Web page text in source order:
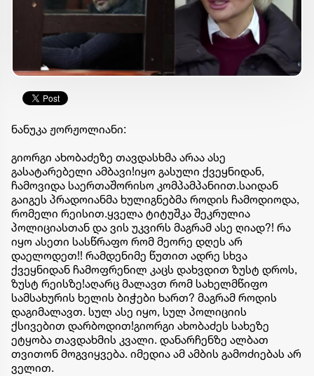
ნანუკა ჟორჟოლიანი:
გიორგი ახობაძეზე თავდასხმა არაა ასე
გასატარებელი ამბავი!იყო გასული ქვეყნიდან,
ჩამოვიდა საერთაშორისო კომპამპანიით.საიდან
გაიგეს პრადოიანმა ხულიგნებმა როდის ჩამოდიოდა,
რომელი რეისით.ყველა ტიტუშკა შეკრულია
პოლიციასთან და ვის უკვირს მაგრამ ასე ღიად?! რა
იყო ასეთი სასწრაფო რომ მეორე დღეს არ
დაელოდეთ!! რამდენიმე წუთით ადრე სხვა
ქვეყნიდან ჩამოფრენილ კაცს დახვდით ზუსტ დროს,
ზუსტ რეისზე!აღარც მალავთ რომ სახელმწიფო
სამსახურის ხელის ბიჭები ხართ? მაგრამ როდის
დაგიმალავთ. სულ ასე იყო, სულ პოლიციის
ქსივებით დარბოდით!გიორგი ახობაძეს სახეზე
ეტყობა თავდახმის კვალი. დანარჩენზე ალბათ
თვითონ მოგვიყვება. იმედია ამ ამბის გამოძიებას არ
ველით.